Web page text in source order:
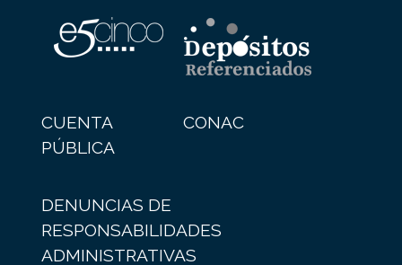
CUENTA
PÚBLICA
CONAC
DENUNCIAS DE
RESPONSABILIDADES
ADMINISTRATIVAS